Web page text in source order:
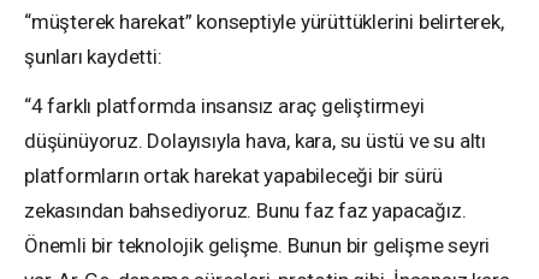
“müşterek harekat” konseptiyle yürüttüklerini belirterek,
şunları kaydetti:
“4 farklı platformda insansız araç geliştirmeyi
düşünüyoruz. Dolayısıyla hava, kara, su üstü ve su altı
platformların ortak harekat yapabileceği bir sürü
zekasından bahsediyoruz. Bunu faz faz yapacağız.
Önemli bir teknolojik gelişme. Bunun bir gelişme seyri